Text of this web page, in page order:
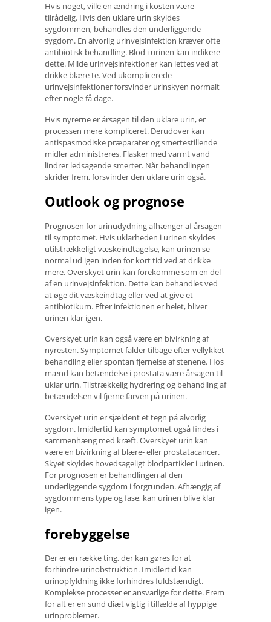
Hvis noget, ville en ændring i kosten være
tilrådelig. Hvis den uklare urin skyldes
sygdommen, behandles den underliggende
sygdom. En alvorlig urinvejsinfektion kræver ofte
antibiotisk behandling. Blod i urinen kan indikere
dette. Milde urinvejsinfektioner kan lettes ved at
drikke blære te. Ved ukomplicerede
urinvejsinfektioner forsvinder urinskyen normalt
efter nogle få dage.
Hvis nyrerne er årsagen til den uklare urin, er
processen mere kompliceret. Derudover kan
antispasmodiske præparater og smertestillende
midler administreres. Flasker med varmt vand
lindrer ledsagende smerter. Når behandlingen
skrider frem, forsvinder den uklare urin også.
Outlook og prognose
Prognosen for urinudydning afhænger af årsagen
til symptomet. Hvis uklarheden i urinen skyldes
utilstrækkeligt væskeindtagelse, kan urinen se
normal ud igen inden for kort tid ved at drikke
mere. Overskyet urin kan forekomme som en del
af en urinvejsinfektion. Dette kan behandles ved
at øge dit væskeindtag eller ved at give et
antibiotikum. Efter infektionen er helet, bliver
urinen klar igen.
Overskyet urin kan også være en bivirkning af
nyresten. Symptomet falder tilbage efter vellykket
behandling eller spontan fjernelse af stenene. Hos
mænd kan betændelse i prostata være årsagen til
uklar urin. Tilstrækkelig hydrering og behandling af
betændelsen vil fjerne farven på urinen.
Overskyet urin er sjældent et tegn på alvorlig
sygdom. Imidlertid kan symptomet også findes i
sammenhæng med kræft. Overskyet urin kan
være en bivirkning af blære- eller prostatacancer.
Skyet skyldes hovedsageligt blodpartikler i urinen.
For prognosen er behandlingen af ​​den
underliggende sygdom i forgrunden. Afhængig af
sygdommens type og fase, kan urinen blive klar
igen.
forebyggelse
Der er en række ting, der kan gøres for at
forhindre urinobstruktion. Imidlertid kan
urinopfyldning ikke forhindres fuldstændigt.
Komplekse processer er ansvarlige for dette. Frem
for alt er en sund diæt vigtig i tilfælde af hyppige
urinproblemer.